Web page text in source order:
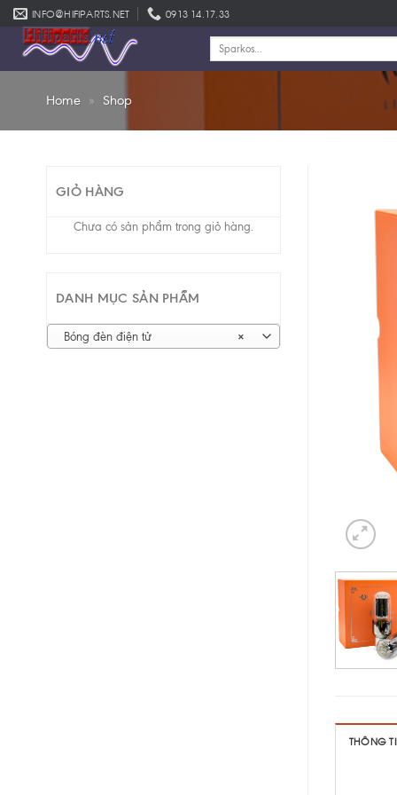
Skip
to
content
INFO@HIFIPARTS.NET 0913 14.17.33
Tìm
kiếm:
Home » Shop
GIỎ HÀNG
Chưa có sản phẩm trong giỏ hàng.
DANH MỤC SẢN PHẨM
×
Bóng đèn điện tử
THÔNG